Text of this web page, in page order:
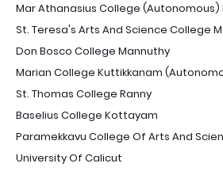
Mar Athanasius College
St. Teresa's Arts And Science College
Don Bosco College Mannuthy
Marian College Kuttikkanam
St. Thomas College Ranny
Baselius College Kottayam
Paramekkavu College Of Arts And
University Of Calicut